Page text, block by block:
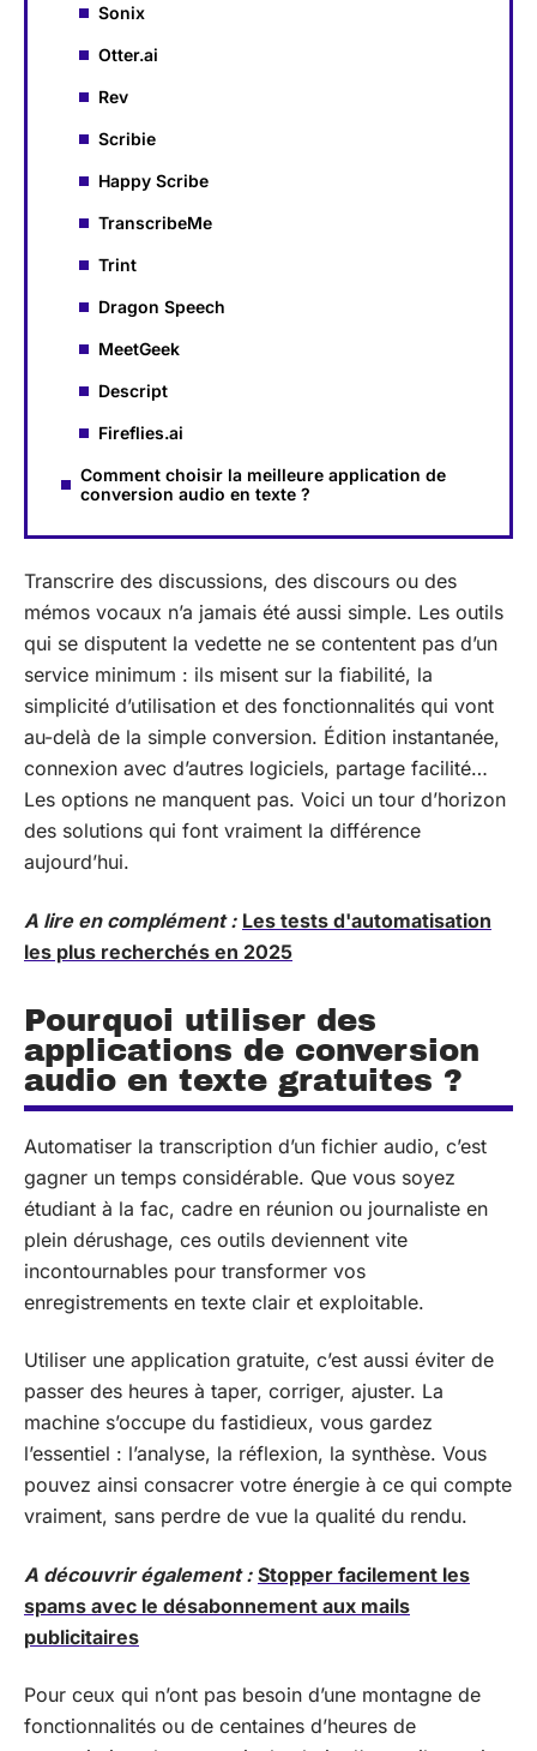
Sonix
Otter.ai
Rev
Scribie
Happy Scribe
TranscribeMe
Trint
Dragon Speech
MeetGeek
Descript
Fireflies.ai
Comment choisir la meilleure application de
conversion audio en texte ?
Transcrire des discussions, des discours ou des
mémos vocaux n’a jamais été aussi simple. Les outils
qui se disputent la vedette ne se contentent pas d’un
service minimum : ils misent sur la fiabilité, la
simplicité d’utilisation et des fonctionnalités qui vont
au-delà de la simple conversion. Édition instantanée,
connexion avec d’autres logiciels, partage facilité…
Les options ne manquent pas. Voici un tour d’horizon
des solutions qui font vraiment la différence
aujourd’hui.
A lire en complément : Les tests d'automatisation
les plus recherchés en 2025
Pourquoi utiliser des
applications de conversion
audio en texte gratuites ?
Automatiser la transcription d’un fichier audio, c’est
gagner un temps considérable. Que vous soyez
étudiant à la fac, cadre en réunion ou journaliste en
plein dérushage, ces outils deviennent vite
incontournables pour transformer vos
enregistrements en texte clair et exploitable.
Utiliser une application gratuite, c’est aussi éviter de
passer des heures à taper, corriger, ajuster. La
machine s’occupe du fastidieux, vous gardez
l’essentiel : l’analyse, la réflexion, la synthèse. Vous
pouvez ainsi consacrer votre énergie à ce qui compte
vraiment, sans perdre de vue la qualité du rendu.
A découvrir également : Stopper facilement les
spams avec le désabonnement aux mails
publicitaires
Pour ceux qui n’ont pas besoin d’une montagne de
fonctionnalités ou de centaines d’heures de